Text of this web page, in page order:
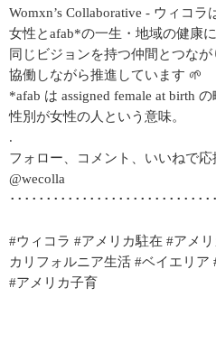
Womxn’s Collaborative - ウィコラ
女性とafab*の一生・地域の健康
同じビジョンを持つ仲間とつなが
協働しながら推進しています 🌱
*afab は assigned female at birth
性別が女性の人という意味。
.
フォロー、コメント、いいねで応
@wecolla
････････････････････････････
#ウィコラ #アメリカ駐在 #アメ
カリフォルニア生活 #ベイエリ
#アメリカ子育